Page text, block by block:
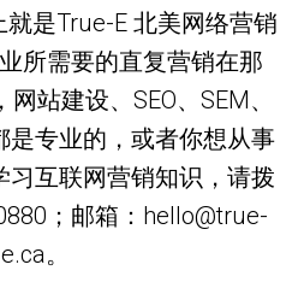
是True-E 北美网络营销
所需要的直复营销在那
站建设、SEO、SEM、
是专业的，或者你想从事
习互联网营销知识，请拨
；邮箱：hello@true-
e.ca。